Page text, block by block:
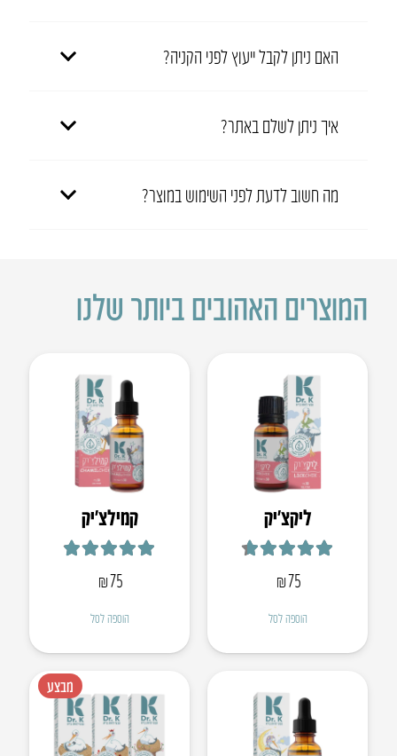
האם ניתן לקבל ייעוץ לפני הקניה?
איך ניתן לשלם באתר?
מה חשוב לדעת לפני השימוש במוצר?
המוצרים האהובים ביותר שלנו
ליקצ’יק
4.67
₪75
הוספה לסל
קמילצ’יק
4.88
₪75
הוספה לסל
מבצע